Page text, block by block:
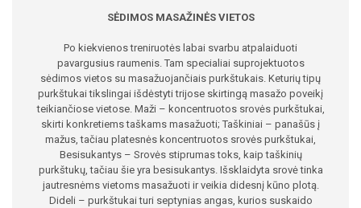
SĖDIMOS MASAŽINĖS VIETOS
Po kiekvienos treniruotės labai svarbu atpalaiduoti
pavargusius raumenis. Tam specialiai suprojektuotos
sėdimos vietos su masažuojančiais purkštukais. Keturių tipų
purkštukai tikslingai išdėstyti trijose skirtingą masažo poveikį
teikiančiose vietose. Maži – koncentruotos srovės purkštukai,
skirti konkretiems taškams masažuoti; Taškiniai – panašūs į
mažus, tačiau platesnės koncentruotos srovės purkštukai,
Besisukantys – Srovės stiprumas toks, kaip taškinių
purkštukų, tačiau šie yra besisukantys. Išsklaidyta srovė tinka
jautresnėms vietoms masažuoti ir veikia didesnį kūno plotą.
Dideli – purkštukai turi septynias angas, kurios suskaido